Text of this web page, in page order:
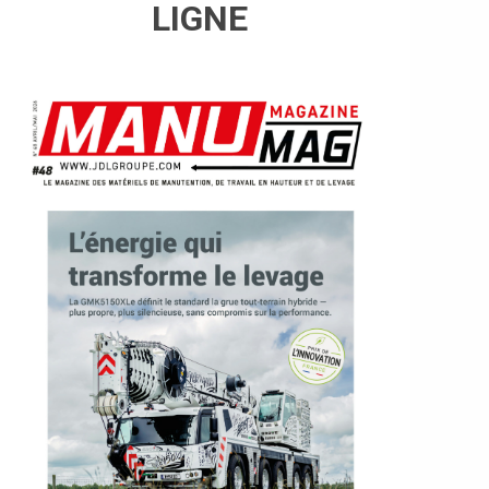
LIGNE